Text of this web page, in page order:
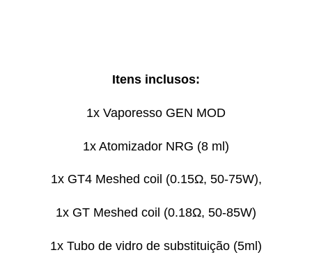
Itens inclusos:
1x Vaporesso GEN MOD
1x Atomizador NRG (8 ml)
1x GT4 Meshed coil (0.15Ω, 50-75W),
1x GT Meshed coil (0.18Ω, 50-85W)
1x Tubo de vidro de substituição (5ml)